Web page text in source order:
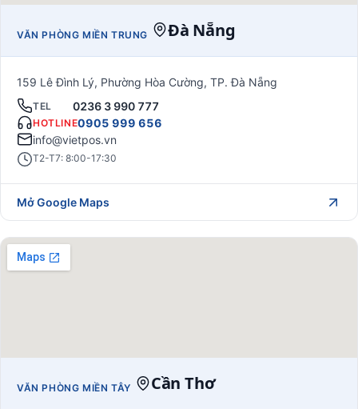
VĂN PHÒNG MIỀN TRUNG Đà Nẵng
159 Lê Đình Lý, Phường Hòa Cường, TP. Đà Nẵng
TEL 0236 3 990 777
HOTLINE0905 999 656
info@vietpos.vn
T2-T7: 8:00-17:30
Mở Google Maps
VĂN PHÒNG MIỀN TÂY Cần Thơ